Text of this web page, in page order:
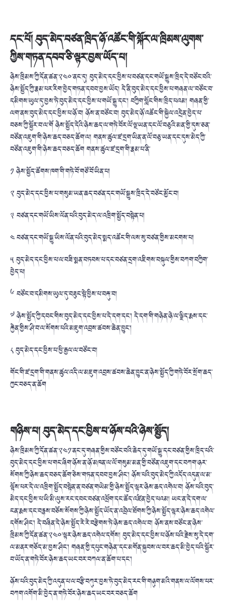
དང་པོ། བུད་མེད་བཙན་ཁྲིད་ཉོ་འཚོང་གི་སྐོར་ལ་ཁྲིམས་ལུགས་
ཀྱིས་གཏན་དབབ་ཅི་ལྟར་བྱས་ཡོད་པ།
ཉེས་ཁྲིམས་ཀྱི་དོན་ཚན་༢༤༠་ནང་དུ། བུད་མེད་དང་བྱིས་པ་བཙན་དང་གཡོ་སྒྱུས་ཁྲིད་དེ་བཙོང་བའི་
ཉེས་སྤྱོད་ཀྱི་རྣམ་པར་རིག་བྱེད་གཏན་དབབ་བྱས་ཡོད། དེ་ནི་བུད་མེད་དང་བྱིས་པ་གཞན་ལ་་བཙོང་བ་
དམིགས་ཡུལ་དུ་བྱས་ཏེ་བུད་མེད་དང་བྱིས་པ་གཡོ་སྒྱུ་དང་། བཀྱིག་སློང་གིས་ཁྲིད་པའམ། གཞན་གྱི་
ལག་ནས་བུད་མེད་དང་བྱིས་པ་ཉོ་བ། ཉོས་ན་བཙོང་བ། བུད་མེད་ཉོ་འཚོང་གི་སྐྱེལ་འདྲེན་བྱེད་པ་
བཅས་ཀྱི་སྦྱོར་བ་ལ་གོ ཉེས་སྤྱོད་དེའི་ཉེས་ཆད་ལ་གཏེ་བོར་ལོ་ལྔ་ཡན་དང་ལོ་བཅུའི་མན་གྱི་དུས་ཅན་
བཙོན་འཇུག་གི་ཉེས་ཆད་བཅད་ཆོག་ལ། གནས་ཚུལ་ཛ་དྲག་ཡིན་ན་ལོ་བཅུ་ཡན་དང་དུས་མེད་ཀྱི་
བཙོན་འཇུག་གི་ཉེས་ཆད་བཅད་ཆོག གནས་ཚུལ་ཛ་དྲག་གི་རྣམ་པ་ནི་
༡ ཉེས་སྤྱོད་ཚོགས་ཁག་གི་གཏེ་བོ་གཙོ་བོ་ཡིན་པ།
༢ བུད་མེད་དང་བྱིས་པ་གསུམ་ཡན་ཆད་བཙན་དང་གཡོ་སྒྱུས་ཁྲིད་དེ་བཙོང་མྱོང་བ།
༣ བཙན་དང་གཡོ་ཡིས་ལོན་པའི་བུད་མེད་ལ་འཁྲིག་སྤྱོད་བསྟེན་པ།
༤ བཙན་དང་གཡོ་སྒྱུ་ཡིས་ལོན་པའི་བུད་མེད་སྨད་འཚོང་གི་ལས་སུ་བཙན་གྱིས་མངགས་པ།
༥ བུད་མེད་དང་བྱིས་པ་ལ་བཟི་སྨན་བཏབས་པ་དང་བཙན་དྲག་འཇིགས་བསྐུལ་གྱིས་བཀག་བཀྱིག་
བྱེད་པ།
༦ བཙོང་བ་དམིགས་ཡུལ་དུ་བཟུང་སྟེ་བྱིས་པ་བརྐུ་བ།
༧ ཉེས་སྤྱོད་ཀྱི་དབང་གིས་བུད་མེད་དང་བྱིས་པ་དེ་དག་དང་། དེ་དག་གི་གཉེན་ཉེ་ལ་ལྗིད་རྨས་དང་
རྐྱེན་གྱིས་ཤི་བ་ལ་སོགས་པའི་མཇུག་འབྲས་ཚབས་ཆེན་བྱུང་།
༨ བུད་མེད་དང་བྱིས་པ་ཕྱི་རྒྱལ་ལ་བཙོང་བ།
གོང་གི་ཛ་དྲག་གི་གནས་ཚུལ་འདི་ལ་མཇུག་འབྲས་ཚབས་ཆེན་བྱུང་ན་ཉེས་སྤྱོད་ཀྱི་གཏེ་བོར་སྲོག་ཆད་
ཀྱང་བཅད་ན་ཆོག
གཉིས་པ། བུད་མེད་དང་བྱིས་པ་ཉོས་པའི་ཉེས་སྤྱོད།
ཉེས་ཁྲིམས་ཀྱི་དོན་ཚན་༢༤༡་ནང་དུ་གཞན་གྱིས་བཙོང་བའི་ཆེད་དུ་གཡོ་སྒྱུ་དང་བཙན་གྱིས་ཁྲིད་པའི་
བུད་མེད་དང་བྱིས་པ་གང་ཞིག་ཉོས་ན་ཉོ་མཁན་ལ་ལོ་གསུམ་མན་གྱི་བཙོན་འཇུག་དང་བཀག་ཉར་
སོགས་ཀྱི་ཉེས་ཆད་བཅད་ཆོག་ཅེས་གཏན་དབབ་བྱས་ཤིང་། ཉོས་པའི་བུད་མེད་ཀྱི་འདོད་འདུན་ལ་མ་
ལྟོས་པར་དེ་ལ་འཁྲིག་སྤྱོད་བསྟེན་ན་བཙན་གཡེམ་གྱི་ཉེས་སྤྱོད་ལྟར་ཉེས་ཆད་འགེལ་བ། ཉོས་པའི་བུད་
མེད་དང་བྱིས་པ་ཡི་མི་ལུས་རང་དབང་བཙན་འཕྲོག་དང་ཚོད་འཛིན་བྱེད་པའམ། ཡང་ན་དེ་དག་ལ་
ངན་རྨས་དང་བརྙས་བཅོས་སོགས་ཀྱི་ཉེས་སྤྱོད་ཡོད་ན་འབྲེལ་ཐོགས་ཀྱི་ཉེས་སྤྱོད་ལྟར་ཉེས་ཆད་འགེལ་
དགོས་ཤིང་། དེ་བཞིན་དེ་ཉེས་སྤྱོད་རེ་རེ་བརྩེགས་ཏེ་ཉེས་ཆད་འགེལ་བ། ཉོས་ནས་བཙོང་ན་ཉེས་
ཁྲིམས་ཀྱི་དོན་ཚན་༢༤༠་ལྟར་ཉེས་ཆད་འགེལ་དགོས། བུད་མེད་དང་བྱིས་པ་ཉོས་པའི་རྗེས་སུ་དེ་དག་
ལ་མནར་གཅོད་མ་བྱས་ཤིང་། གཞན་གྱི་དཔུང་གཉེན་་དང་མགོན་སྐྱབས་ལ་བར་ཆད་མི་བྱེད་པའི་སྦྱོར་
བ་ཡོད་ན་གཏེ་བོར་ཉེས་ཆད་ཡང་བར་བཀལ་ན་ཆོག་པ་དང་།
ཉོས་པའི་བུད་མེད་ཀྱི་འདུན་པ་ལ་བརྩི་བཀུར་བྱས་ཏེ་བུད་མེད་རང་གི་གཉུག་མའི་གནས་ལ་ལོགས་པར་
བཀག་འགོག་མི་བྱེད་ན་གཏེ་བོར་ཉེས་ཆད་ཡང་བར་བཅད་ཆོག